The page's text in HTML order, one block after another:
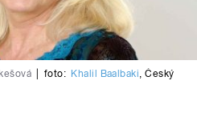
foto: Khalil Baalbaki,Český